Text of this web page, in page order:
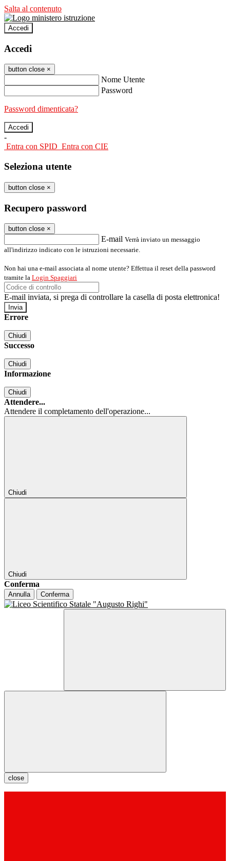
Salta al contenuto
Accedi
Accedi
button close ×
Nome Utente
Password
Password dimenticata?
-
Entra con SPID Entra con CIE
Seleziona utente
button close ×
Recupero password
button close ×
E-mail Verrà inviato un messaggio
all'indirizzo indicato con le istruzioni necessarie.
Non hai una e-mail associata al nome utente? Effettua il reset della password
tramite la Login Spaggiari
E-mail inviata, si prega di controllare la casella di posta elettronica!
Errore
Chiudi
Successo
Chiudi
Informazione
Chiudi
Attendere...
Attendere il completamento dell'operazione...
Chiudi
Chiudi
Conferma
Annulla Conferma
close